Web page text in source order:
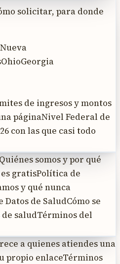
solicitar, para donde
Nueva
OhioGeorgia
de ingresos y montos
páginaNivel Federal de
con las que casi todo
Quiénes somos y por qué
gratisPolítica de
y qué nunca
Datos de SaludCómo se
saludTérminos del
a quienes atiendes una
propio enlaceTérminos